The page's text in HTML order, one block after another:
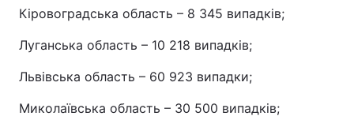
Кіровоградська область – 8 345 випадків;
Луганська область – 10 218 випадків;
Львівська область – 60 923 випадки;
Миколаївська область – 30 500 випадків;